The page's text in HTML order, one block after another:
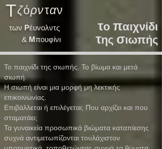
Το παιχνίδι της σιωπής. Το βίωμα και μετά
σιωπή.
Η σιωπή είναι μια μορφή μη λεκτικής
επικοινωνίας.
Επιβάλλεται ή επιλέγεται; Που αρχίζει και που
σταματάει;
Τα γυναικεία προσωπικά βιώματα καταπίεσης
συχνά αντιμετωπίζονται τουλάχιστον
το παιχνίδι
της σιωπής
Τζόρνταν
των Ρέυνολντς
& Μπουφίνι